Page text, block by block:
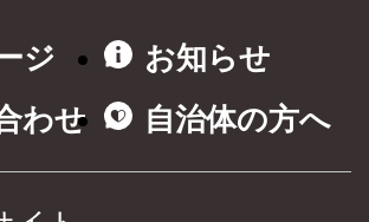
ジ
お知らせ
わせ
自治体の方へ